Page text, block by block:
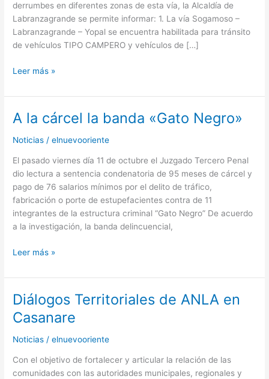
derrumbes en diferentes zonas de esta vía, la Alcaldía de
Labranzagrande se permite informar: 1. La vía Sogamoso –
Labranzagrande – Yopal se encuentra habilitada para tránsito
de vehículos TIPO CAMPERO y vehículos de […]
Leer más »
A la cárcel la banda «Gato Negro»
Noticias /elnuevooriente
El pasado viernes día 11 de octubre el Juzgado Tercero Penal
dio lectura a sentencia condenatoria de 95 meses de cárcel y
pago de 76 salarios mínimos por el delito de tráfico,
fabricación o porte de estupefacientes contra de 11
integrantes de la estructura criminal “Gato Negro” De acuerdo
a la investigación, la banda delincuencial,
A
cárcel
banda
Negro»
Leer más »
Diálogos Territoriales de ANLA en
Casanare
Noticias /elnuevooriente
Con el objetivo de fortalecer y articular la relación de las
comunidades con las autoridades municipales, regionales y
Diálogos
Territoriales
de
ANLA
Casanare